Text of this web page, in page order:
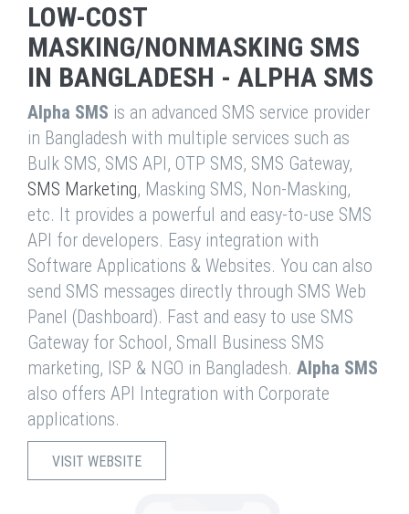
LOW-COST
MASKING/NONMASKING SMS
IN BANGLADESH - ALPHA SMS
Alpha SMS is an advanced SMS service provider
in Bangladesh with multiple services such as
Bulk SMS, SMS API, OTP SMS, SMS Gateway,
SMS Marketing, Masking SMS, Non-Masking,
etc. It provides a powerful and easy-to-use SMS
API for developers. Easy integration with
Software Applications & Websites. You can also
send SMS messages directly through SMS Web
Panel (Dashboard). Fast and easy to use SMS
Gateway for School, Small Business SMS
marketing, ISP & NGO in Bangladesh. Alpha SMS
also offers API Integration with Corporate
applications.
VISIT WEBSITE